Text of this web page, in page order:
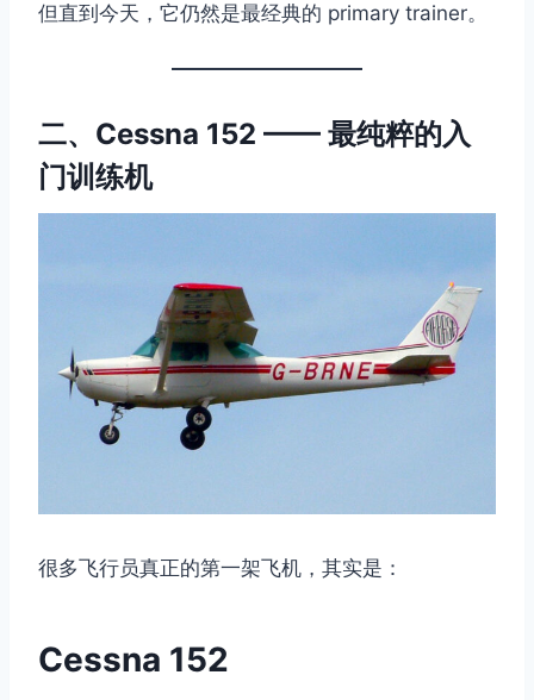
但直到今天，它仍然是最经典的 primary trainer。
二、Cessna 152 —— 最纯粹的入
门训练机
很多飞行员真正的第一架飞机，其实是：
Cessna 152